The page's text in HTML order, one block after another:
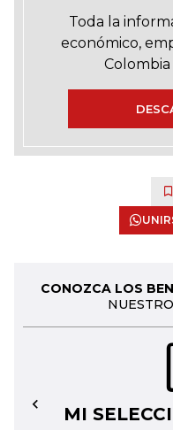
Toda la
económico,
CONOZCA LOS
MI
←